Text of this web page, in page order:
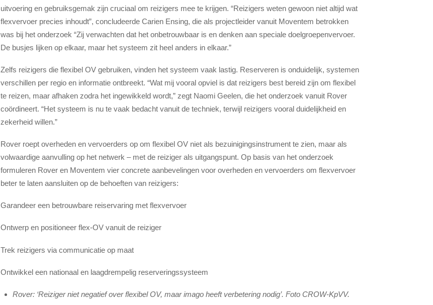
uitvoering en gebruiksgemak zijn cruciaal om reizigers mee te krijgen. “Reizigers weten gewoon niet altijd wat
flexvervoer precies inhoudt”, concludeerde Carien Ensing, die als projectleider vanuit Moventem betrokken
was bij het onderzoek “Zij verwachten dat het onbetrouwbaar is en denken aan speciale doelgroepenvervoer.
De busjes lijken op elkaar, maar het systeem zit heel anders in elkaar.”
Zelfs reizigers die flexibel OV gebruiken, vinden het systeem vaak lastig. Reserveren is onduidelijk, systemen
verschillen per regio en informatie ontbreekt. “Wat mij vooral opviel is dat reizigers best bereid zijn om flexibel
te reizen, maar afhaken zodra het ingewikkeld wordt,” zegt Naomi Geelen, die het onderzoek vanuit Rover
coördineert. “Het systeem is nu te vaak bedacht vanuit de techniek, terwijl reizigers vooral duidelijkheid en
zekerheid willen.”
Rover roept overheden en vervoerders op om flexibel OV niet als bezuinigingsinstrument te zien, maar als
volwaardige aanvulling op het netwerk – met de reiziger als uitgangspunt. Op basis van het onderzoek
formuleren Rover en Moventem vier concrete aanbevelingen voor overheden en vervoerders om flexvervoer
beter te laten aansluiten op de behoeften van reizigers:
Garandeer een betrouwbare reiservaring met flexvervoer
Ontwerp en positioneer flex‑OV vanuit de reiziger
Trek reizigers via communicatie op maat
Ontwikkel een nationaal en laagdrempelig reserveringssysteem
Rover: ‘Reiziger niet negatief over flexibel OV, maar imago heeft verbetering nodig’. Foto CROW-KpVV.